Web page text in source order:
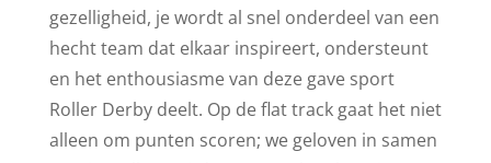
gezelligheid, je wordt al snel onderdeel van een
hecht team dat elkaar inspireert, ondersteunt
en het enthousiasme van deze gave sport
Roller Derby deelt. Op de flat track gaat het niet
alleen om punten scoren; we geloven in samen